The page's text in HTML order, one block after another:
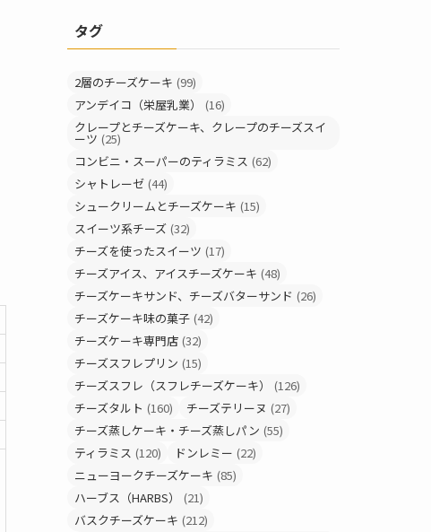
タグ
2層のチーズケーキ (99)
アンデイコ（栄屋乳業）
(16)
クレープとチーズケーキ、クレープのチーズスイ
ーツ (25)
コンビニ・スーパーのティラミス (62)
シャトレーゼ (44)
シュークリームとチーズケーキ (15)
スイーツ系チーズ (32)
チーズを使ったスイーツ (17)
チーズアイス、アイスチーズケーキ (48)
チーズケーキサンド、チーズバターサンド (26)
チーズケーキ味の菓子 (42)
チーズケーキ専門店 (32)
チーズスフレプリン (15)
チーズスフレ（スフレチーズケーキ）
(126)
チーズタルト (160) チーズテリーヌ (27)
チーズ蒸しケーキ・チーズ蒸しパン (55)
ティラミス (120) ドンレミー (22)
ニューヨークチーズケーキ (85)
ハーブス（HARBS）
(21)
バスクチーズケーキ (212)